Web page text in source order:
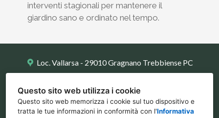
Questo sito web utilizza i cookie
Questo sito web memorizza i cookie sul tuo dispositivo e
tratta le tue informazioni in conformità con l'Informativa
interventi stagionali per mantenere il
giardino sano e ordinato nel tempo.
Loc. Vallarsa - 29010 Gragnano Trebbiense PC
info@ilpolliceverde.org